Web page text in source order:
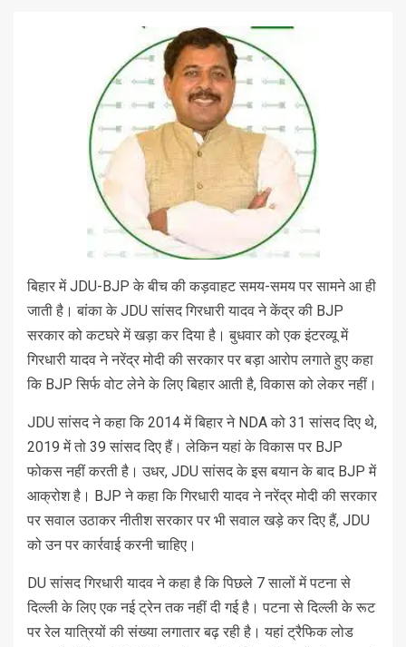
बिहार में JDU-BJP के बीच की कड़वाहट समय-समय पर सामने आ ही
जाती है। बांका के JDU सांसद गिरधारी यादव ने केंद्र की BJP
सरकार को कटघरे में खड़ा कर दिया है। बुधवार को एक इंटरव्यू में
गिरधारी यादव ने नरेंद्र मोदी की सरकार पर बड़ा आरोप लगाते हुए कहा
कि BJP सिर्फ वोट लेने के लिए बिहार आती है, विकास को लेकर नहीं।
JDU सांसद ने कहा कि 2014 में बिहार ने NDA को 31 सांसद दिए थे,
2019 में तो 39 सांसद दिए हैं। लेकिन यहां के विकास पर BJP
फोकस नहीं करती है। उधर, JDU सांसद के इस बयान के बाद BJP में
आक्रोश है। BJP ने कहा कि गिरधारी यादव ने नरेंद्र मोदी की सरकार
पर सवाल उठाकर नीतीश सरकार पर भी सवाल खड़े कर दिए हैं, JDU
को उन पर कार्रवाई करनी चाहिए।
DU सांसद गिरधारी यादव ने कहा है कि पिछले 7 सालों में पटना से
दिल्ली के लिए एक नई ट्रेन तक नहीं दी गई है। पटना से दिल्ली के रूट
पर रेल यात्रियों की संख्या लगातार बढ़ रही है। यहां ट्रैफिक लोड